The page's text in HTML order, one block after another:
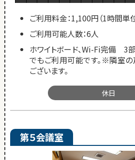
ご利用料金：1,100円（1時間単位
ご利用可能人数：6人
ホワイトボード、Wi-Fi完備 3
でもご利用可能です。※隣室
ございます。
休日
第５会議室